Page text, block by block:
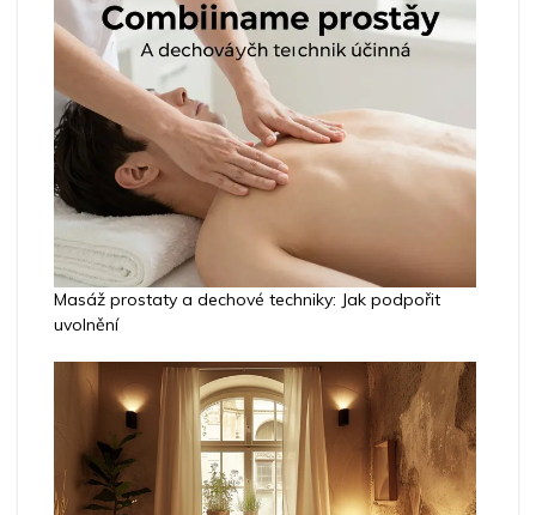
Masáž prostaty a dechové techniky: Jak podpořit
uvolnění